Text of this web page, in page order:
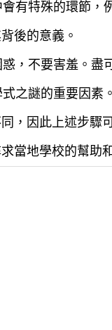
有特殊的環節
後的意義。
，不要害羞。盡
之謎的重要因素
，因此上述步驟
當地學校的幫助